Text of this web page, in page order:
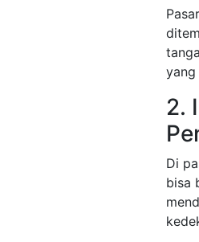
yang
2.
Di
bisa